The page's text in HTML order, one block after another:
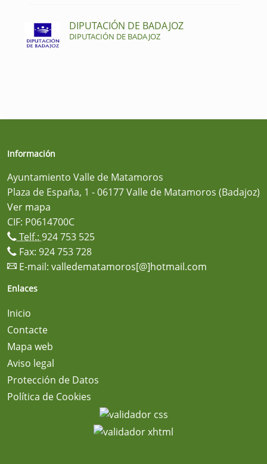
DIPUTACIÓN DE BADAJOZ
DIPUTACIÓN DE BADAJOZ
Información
Ayuntamiento Valle de Matamoros
Plaza de España, 1 - 06177 Valle de Matamoros (Badajoz)
Ver mapa
CIF: P0614700C
Telf.: 924 753 525
Fax: 924 753 728
E-mail: valledematamoros[@]hotmail.com
Enlaces
Inicio
Contacte
Mapa web
Aviso legal
Protección de Datos
Política de Cookies